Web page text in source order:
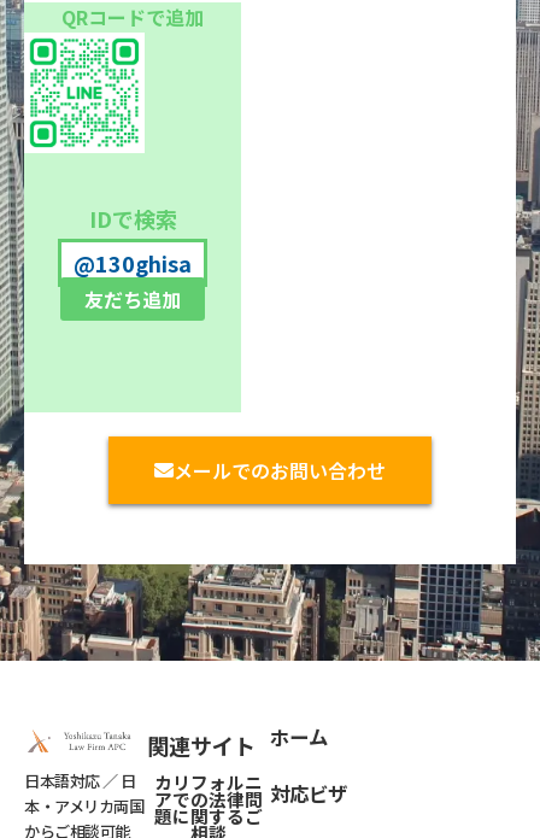
QRコードで追加
IDで検索
@130ghisa
友だち追加
メールでのお問い合わせ
日本語対応 ／ 日
本・アメリカ両国
からご相談可能
関連サイト
カリフォルニ
アでの法律問
題に関するご
相談
ホーム
対応ビザ